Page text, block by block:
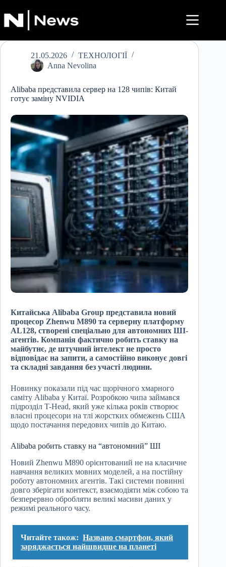
до
вмісту
21.05.2026
ТЕХНОЛОГІЇ
Anna Nevolina
Alibaba представила сервер на 128 чипів: Китай
готує заміну NVIDIA
Китайська Alibaba Group представила новий
процесор Zhenwu M890 та серверну платформу
AL128, створені спеціально для автономних ШІ-
агентів. Компанія фактично робить ставку на
майбутнє, де штучний інтелект не просто
відповідає на запити, а самостійно виконує довгі
та складні завдання без участі людини.
Новинку показали під час щорічного хмарного
саміту Alibaba у Китаї. Розробкою чипа займався
підрозділ T-Head, який уже кілька років створює
власні процесори на тлі жорстких обмежень США
щодо постачання передових чипів до Китаю.
Alibaba робить ставку на “автономний” ШІ
Новий Zhenwu M890 орієнтований не на класичне
навчання великих мовних моделей, а на постійну
роботу автономних агентів. Такі системи повинні
довго зберігати контекст, взаємодіяти між собою та
безперервно обробляти великі масиви даних у
режимі реального часу.
Читайте також: Названо смартфон, який
заряджається найшвидше на планеті